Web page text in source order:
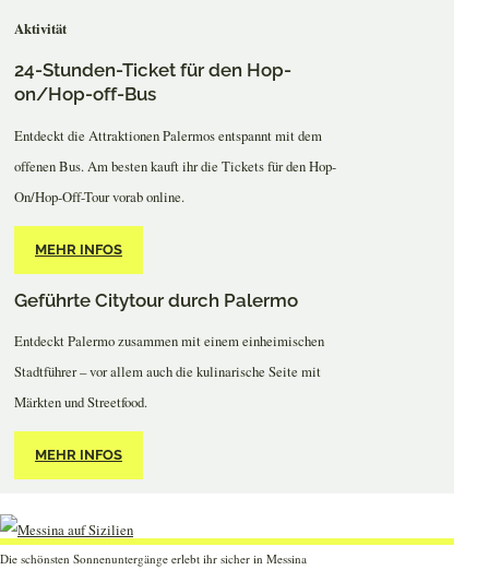
Aktivität
24-Stunden-Ticket für den Hop-
on/Hop-off-Bus
Entdeckt die Attraktionen Palermos entspannt mit dem
offenen Bus. Am besten kauft ihr die Tickets für den Hop-
On/Hop-Off-Tour vorab online.
MEHR INFOS
Geführte Citytour durch Palermo
Entdeckt Palermo zusammen mit einem einheimischen
Stadtführer – vor allem auch die kulinarische Seite mit
Märkten und Streetfood.
MEHR INFOS
Die schönsten Sonnenuntergänge erlebt ihr sicher in Messina